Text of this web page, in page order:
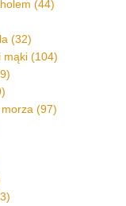
(44)
(32)
mąki (104)
(97)